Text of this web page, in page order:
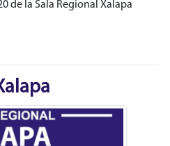
de la Sala Regional Xalapa